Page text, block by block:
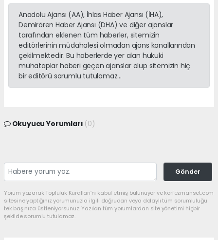
Anadolu Ajansı (AA), İhlas Haber Ajansı (İHA),
Demirören Haber Ajansı (DHA) ve diğer ajanslar
tarafından eklenen tüm haberler, sitemizin
editörlerinin müdahalesi olmadan ajans kanallarından
çekilmektedir. Bu haberlerde yer alan hukuki
muhataplar haberi geçen ajanslar olup sitemizin hiç
bir editörü sorumlu tutulamaz...
Okuyucu Yorumları (0)
Gönder
Yorum yazarak Topluluk Kuralları’nı kabul etmiş bulunuyor ve korfezmanset.com
sitesine yaptığınız yorumunuzla ilgili doğrudan veya dolaylı tüm sorumluluğu
tek başınıza üstleniyorsunuz. Yazılan tüm yorumlardan site yönetimi hiçbir
şekilde sorumlu tutulamaz.